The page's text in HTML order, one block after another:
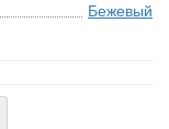
Бежевый